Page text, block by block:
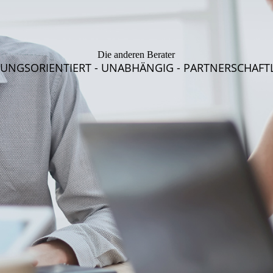
Die anderen Berater
- UNABHÄNGIG -